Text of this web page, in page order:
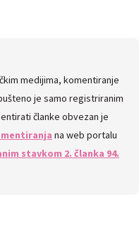
medijima, komentiranje
je samo registriranim
članke obvezan je
na web portalu
stavkom 2. članka 94.